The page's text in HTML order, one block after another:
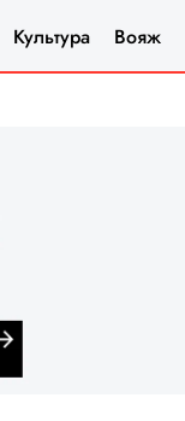
Культура Вояж